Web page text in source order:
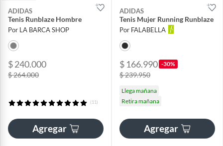
ADIDAS
Tenis Runblaze Hombre
Por LA BARCA SHOP
$ 240.000
$ 264.000
(11)
Agregar
ADIDAS
Tenis Mujer Running Runblaze
Por FALABELLA
$ 166.990 -30%
$ 239.950
Llega mañana
Retira mañana
Agregar